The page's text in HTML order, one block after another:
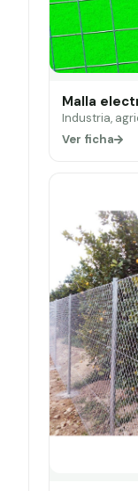
Malla
Industria,
Ver ficha